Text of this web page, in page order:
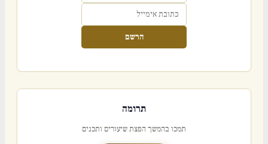
הרשם
תרומה
תמכו בהמשך הפצת שיעורים ותכנים